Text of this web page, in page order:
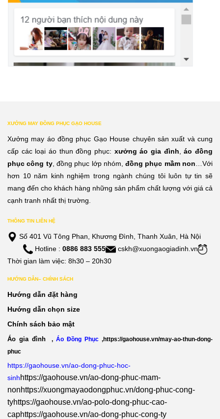
XƯỞNG MAY ĐỒNG PHỤC GẠO HOUSE
Xưởng may áo đồng phục Gạo House chuyên sản xuất và cung
cấp các loại áo thun đồng phục: xưởng áo gia đình,áo đồng
phục công ty, đồng phục lớp nhóm,đồng phục mầm non…Với
hơn 10 năm kinh nghiệm trong ngành chúng tôi luôn tự tin sẽ
mang đến cho khách hàng những sản phẩm chất lượng với giá cả
cạnh tranh nhất thị trường.
THÔNG TIN LIÊN HỆ
Số 401 Vũ Tông Phan, Khương Đình, Thanh Xuân, Hà Nội
Hotline : 0886 883 555
cskh@xuongaogiadinh.vn
Thời gian làm việc: 8h30 – 20h30
HƯỚNG DẪN– CHÍNH SÁCH
Hướng dẫn đặt hàng
Hướng dẫn chọn size
Chính sách bảo mật
Áo gia đình Áo Đồng Phục
https://gaohouse.vn/may-ao-thun-dong-
phuc
https://gaohouse.vn/ao-dong-phuc-hoc-
sinhhttps://gaohouse.vn/ao-dong-phuc-mam-
nonhttps://xuongmayaodongphuc.vn/dong-phuc-cong-
tyhttps://gaohouse.vn/ao-polo-dong-phuc-cao-
caphttps://gaohouse.vn/ao-dong-phuc-cong-ty